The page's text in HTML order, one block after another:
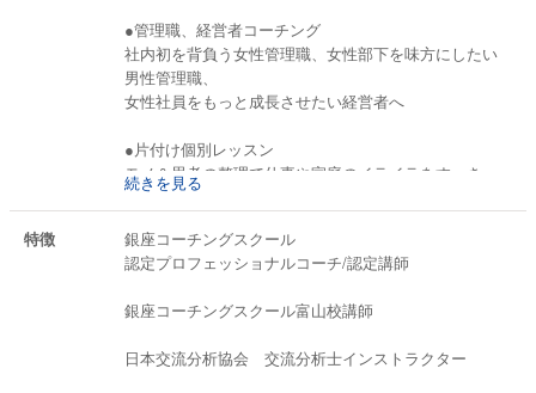
●管理職、経営者コーチング
社内初を背負う女性管理職、女性部下を味方にしたい
男性管理職、
女性社員をもっと成長させたい経営者へ
●片付け個別レッスン
モノ＆思考の整理で仕事や家庭のイライラをすっき
り！
●セミナー・研修
・片付けの意識が変わり、行動できるセミナー「ココ
「利き脳でストレスゼロのお片付け」等
・コーチングと交流分析セミナー
続きを見る
特徴
銀座コーチングスクール
認定プロフェッショナルコーチ/認定講師
銀座コーチングスクール富山校講師
日本交流分析協会 交流分析士インストラクター